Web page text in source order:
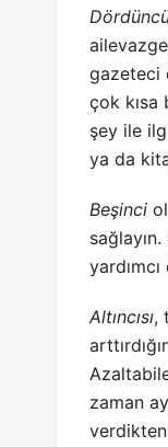
gazeteci
çok kısa
şey ile
ya da
Beşinci
yardımcı
Altıncısı,
zaman